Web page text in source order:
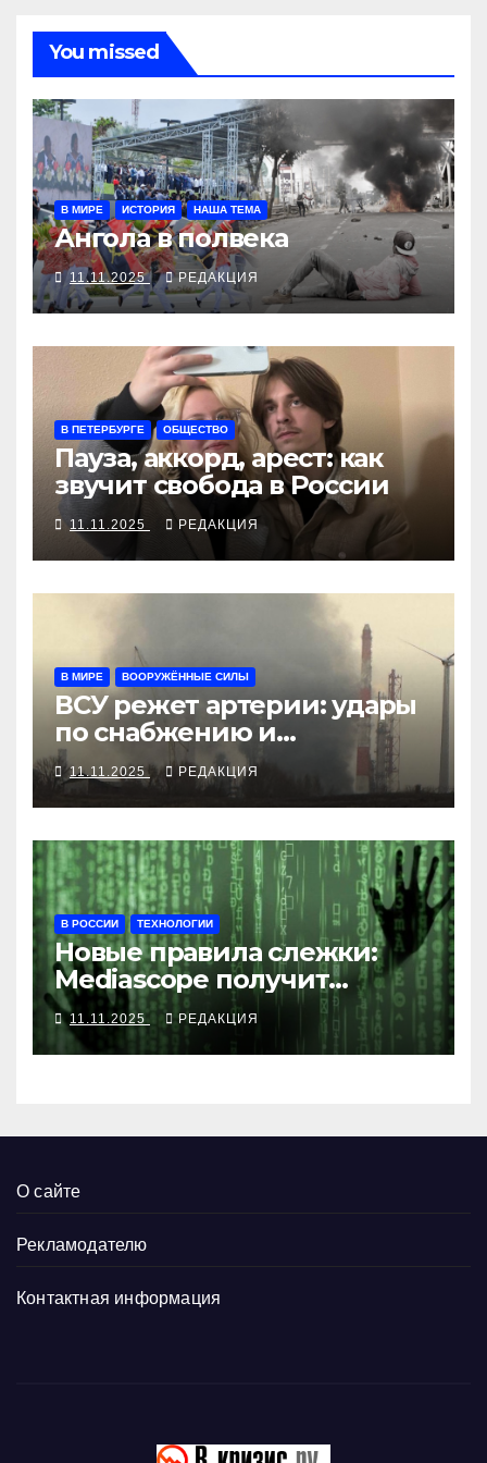
You missed
В МИРЕ ИСТОРИЯ НАША ТЕМА
Ангола в полвека
11.11.2025 РЕДАКЦИЯ
В ПЕТЕРБУРГЕ ОБЩЕСТВО
Пауза, аккорд, арест: как
звучит свобода в России
11.11.2025 РЕДАКЦИЯ
В МИРЕ ВООРУЖЁННЫЕ СИЛЫ
ВСУ режет артерии: удары
по снабжению и
инфраструктуре
11.11.2025 РЕДАКЦИЯ
В РОССИИ ТЕХНОЛОГИИ
Новые правила слежки:
Mediascope получит
данные о каждом клике
11.11.2025 РЕДАКЦИЯ
О сайте
Рекламодателю
Контактная информация